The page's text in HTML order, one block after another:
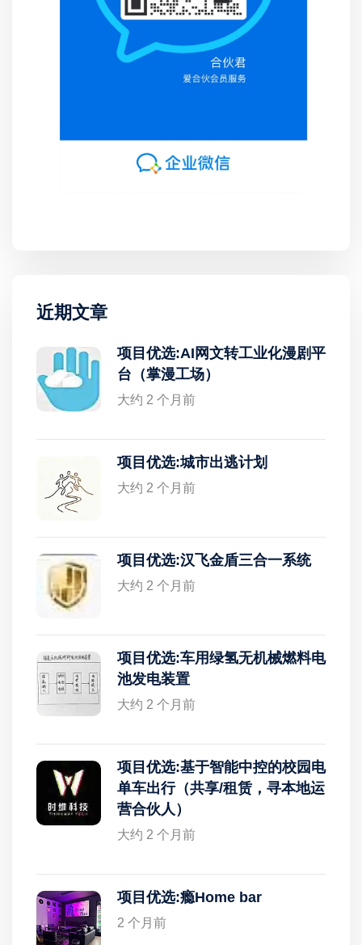
近期文章
项目优选:AI网文转工业化漫剧平
台（掌漫工场）
大约 2 个月前
项目优选:城市出逃计划
大约 2 个月前
项目优选:汉飞金盾三合一系统
大约 2 个月前
项目优选:车用绿氢无机械燃料电
池发电装置
大约 2 个月前
项目优选:基于智能中控的校园电
单车出行（共享/租赁，寻本地运
营合伙人）
大约 2 个月前
项目优选:瘾Home bar
2 个月前